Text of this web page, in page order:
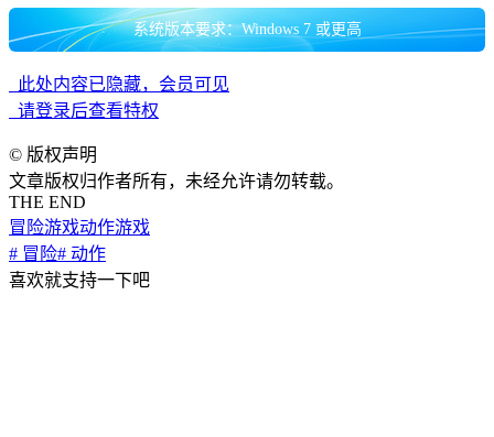
系统版本要求：Windows 7 或更高
此处内容已隐藏，会员可见
请登录后查看特权
© 版权声明
文章版权归作者所有，未经允许请勿转载。
THE END
冒险游戏动作游戏
# 冒险# 动作
喜欢就支持一下吧